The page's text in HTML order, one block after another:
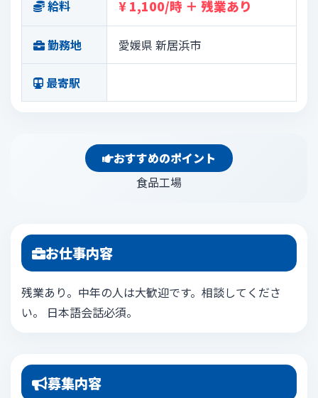
給料 ¥ 1,100/時 ＋ 残業あり
勤務地 愛媛県 新居浜市
最寄駅
おすすめのポイント
食品工場
お仕事内容
残業あり。中年の人は大歓迎です。相談してくださ
い。 日本語会話必須。
募集内容